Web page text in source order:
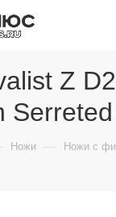
Z D2
Serreted
Ножи — Ножи с